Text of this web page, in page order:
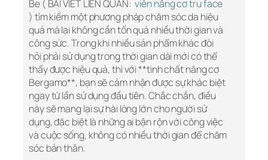
Be ( BÀI VIẾT LIÊN QUAN:viên nâng cơ tru face
) tìm kiếm một phương pháp chăm sóc da hiệu
quả mà lại không cần tốn quá nhiều thời gian và
công sức. Trong khi nhiều sản phẩm khác đòi
hỏi phải sử dụng trong thời gian dài mới có thể
thấy được hiệu quả, thì với **tinh chất nâng cơ
Bergamo**, bạn sẽ cảm nhận được sự khác biệt
ngay từ lần sử dụng đầu tiên. Chắc chắn, điều
này sẽ mang lại sự hài lòng lớn cho người sử
dụng, đặc biệt là những ai bận rộn với công việc
và cuộc sống, không có nhiều thời gian để chăm
sóc bản thân.